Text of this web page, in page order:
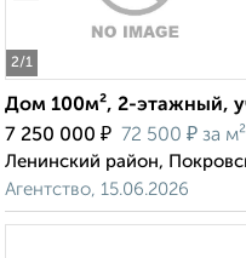
2/1
Дом 100м², 2-этажный,
7 250 000 ₽ 72 500 ₽ за м²
Ленинский район,
Агентство, 15.06.2026